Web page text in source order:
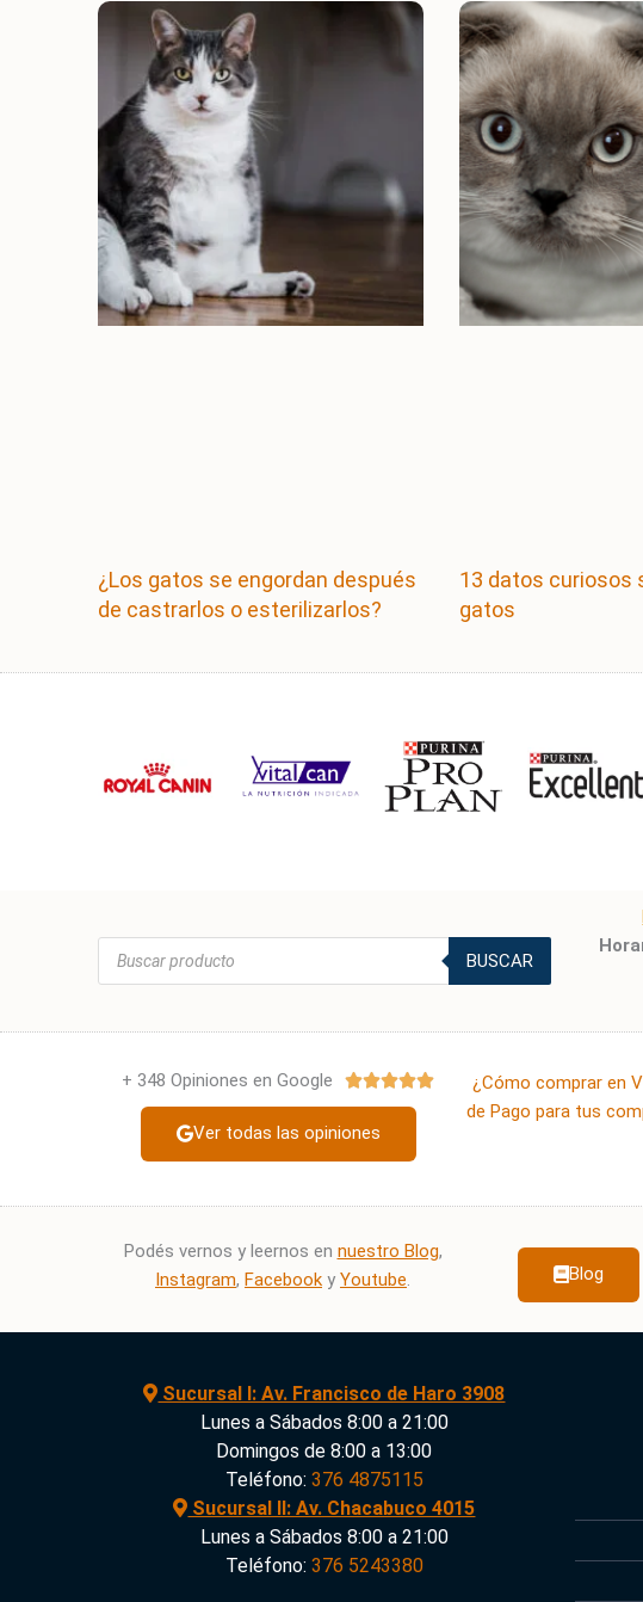
¿Los gatos se engordan después
de castrarlos o esterilizarlos?
13 datos curiosos
gatos
Búsqueda
productos
BUSCAR
+ 348 Opiniones en Google Valorado
Ver todas las opiniones
¿Cómo comprar en
de Pago para tus
Podés vernos y leernos en nuestro Blog,
Instagram, Facebook y Youtube. Blog
Sucursal I: Av. Francisco de Haro 3908
Lunes a Sábados 8:00 a 21:00
Domingos de 8:00 a 13:00
Teléfono: 376 4875115
Sucursal II: Av. Chacabuco 4015
Lunes a Sábados 8:00 a 21:00
Teléfono: 376 5243380